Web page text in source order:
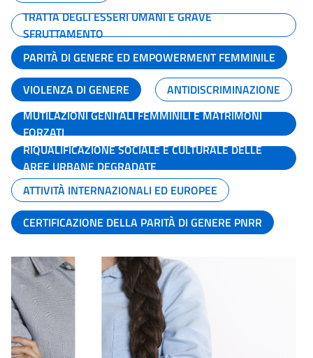
TRATTA DEGLI ESSERI UMANI E GRAVE
SFRUTTAMENTO
PARITÀ DI GENERE ED EMPOWERMENT FEMMINILE
VIOLENZA DI GENERE
ANTIDISCRIMINAZIONE
MUTILAZIONI GENITALI FEMMINILI E MATRIMONI
FORZATI
RIQUALIFICAZIONE SOCIALE E CULTURALE DELLE
AREE URBANE DEGRADATE
ATTIVITÀ INTERNAZIONALI ED EUROPEE
CERTIFICAZIONE DELLA PARITÀ DI GENERE PNRR